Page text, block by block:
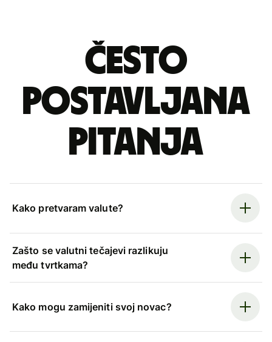
Često
postavljana
pitanja
Kako pretvaram valute?
Zašto se valutni tečajevi razlikuju
među tvrtkama?
Kako mogu zamijeniti svoj novac?